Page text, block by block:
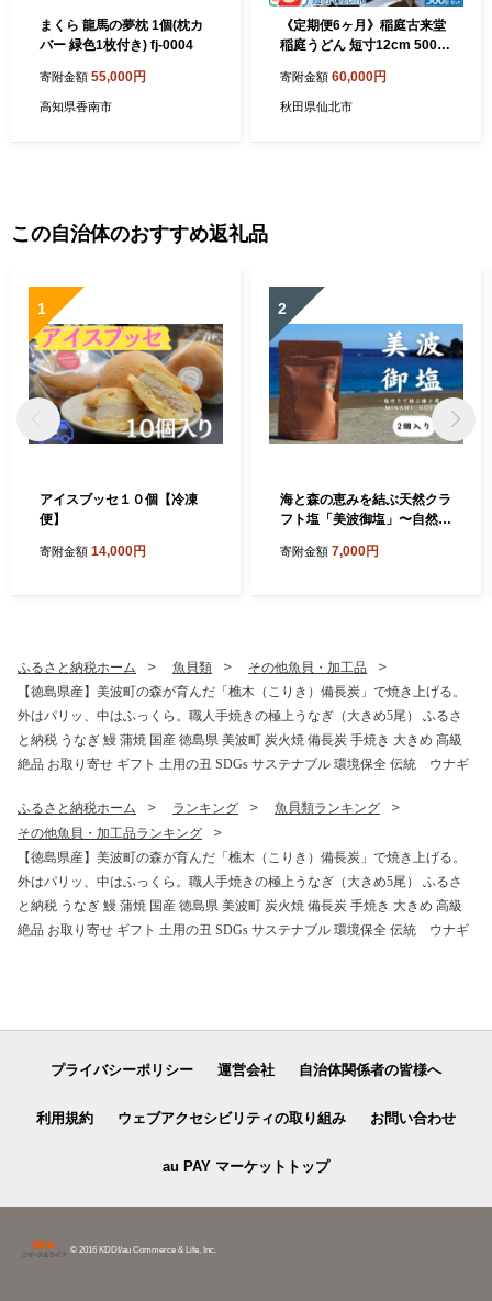
まくら 龍馬の夢枕 1個(枕カ
バー 緑色1枚付き) fj-0004
寄附金額 55,000円
高知県香南市
《定期便6ヶ月》稲庭古来堂
稲庭うどん 短寸12cm 500g×
製法認定 稲庭古来うどん
寄附金額 60,000円
秋田県仙北市
この自治体のおすすめ返礼品
1
アイスブッセ１０個【冷凍
便】
寄附金額 14,000円
2
海と森の恵みを結ぶ天然クラ
フト塩「美波御塩」〜自然循
美波町 四国 海塩 天然塩 クラ
全 手作り おにぎり 天ぷら ス
テーキ 焼肉 塩焼き バーベキ
ュー キャンプ飯 ギフト 贈り
物 お取り寄せ ご当地
寄附金額 7,000円
ふるさと納税ホーム 魚貝類
その他魚貝・加工品
【徳島県産】美波町の森が育んだ「樵木（こりき）備長炭」で焼き上げる。
外はパリッ、中はふっくら。職人手焼きの極上うなぎ（大きめ5尾） ふるさ
と納税 うなぎ 鰻 蒲焼 国産 徳島県 美波町 炭火焼 備長炭 手焼き 大きめ 高級
絶品 お取り寄せ ギフト 土用の丑 SDGs サステナブル 環境保全 伝統 ウナギ
ふるさと納税ホーム ランキング
魚貝類ランキング
その他魚貝・加工品ランキング
【徳島県産】美波町の森が育んだ「樵木（こりき）備長炭」で焼き上げる。
外はパリッ、中はふっくら。職人手焼きの極上うなぎ（大きめ5尾） ふるさ
と納税 うなぎ 鰻 蒲焼 国産 徳島県 美波町 炭火焼 備長炭 手焼き 大きめ 高級
絶品 お取り寄せ ギフト 土用の丑 SDGs サステナブル 環境保全 伝統 ウナギ
プライバシーポリシー 運営会社 自治体関係者の皆様へ
利用規約 ウェブアクセシビリティの取り組み お問い合わせ
au PAY マーケットトップ
© 2016 KDDI/au Commerce & Life, Inc.